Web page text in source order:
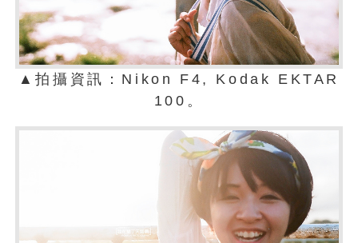
▲拍攝資訊：Nikon F4, Kodak EKTAR
100。